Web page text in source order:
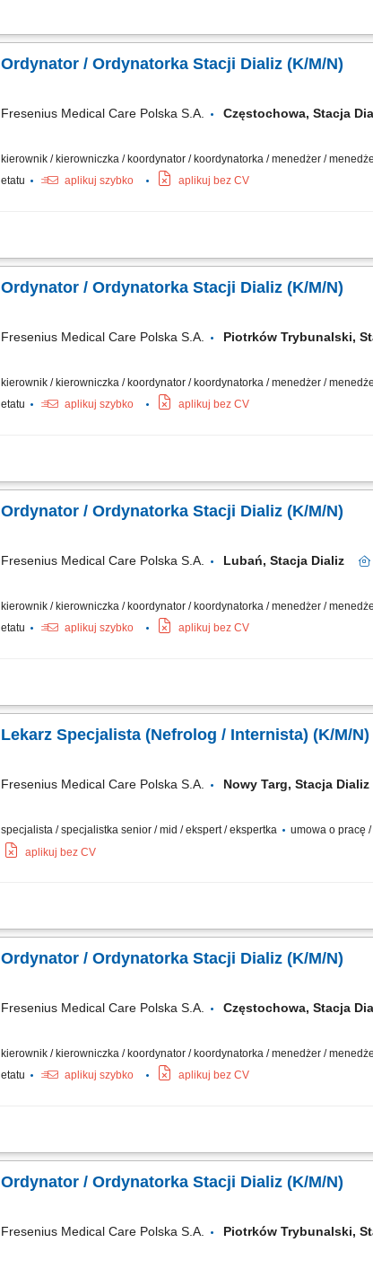
Opis stanowiska Prowadzenie wszechstronnej opieki nad pacjentami
Ordynator / Ordynatorka Stacji Dializ (K/M/N)
Fresenius Medical Care Polska S.A. Częstochowa, Stacja
kierownik / kierowniczka / koordynator / koordynatorka / menedżer /
etatu
aplikuj szybko aplikuj bez CV
Opis stanowiska: Kierowanie pracą stacji dializ i zespołu medycznego;
Ordynator / Ordynatorka Stacji Dializ (K/M/N)
Fresenius Medical Care Polska S.A. Piotrków Trybunalski,
kierownik / kierowniczka / koordynator / koordynatorka / menedżer /
etatu
aplikuj szybko aplikuj bez CV
Opis stanowiska: Kierowanie pracą stacji dializ i zespołu medycznego;
Ordynator / Ordynatorka Stacji Dializ (K/M/N)
Fresenius Medical Care Polska S.A. Lubań, Stacja Dializ
kierownik / kierowniczka / koordynator / koordynatorka / menedżer /
etatu
aplikuj szybko aplikuj bez CV
Opis stanowiska: Kierowanie pracą stacji dializ i zespołu medycznego;
Lekarz Specjalista (Nefrolog / Internista) (K/M/N)
Fresenius Medical Care Polska S.A. Nowy Targ, Stacja
specjalista / specjalistka senior / mid / ekspert / ekspertka umowa o pracę
aplikuj bez CV
Opis stanowiska: Kompleksowa opieka nad pacjentami z chorobami nerek
Ordynator / Ordynatorka Stacji Dializ (K/M/N)
Fresenius Medical Care Polska S.A. Częstochowa, Stacja
kierownik / kierowniczka / koordynator / koordynatorka / menedżer /
etatu
aplikuj szybko aplikuj bez CV
Zadania: Zarządzanie operacyjne i medyczne stacją dializ oraz kierowanie
Ordynator / Ordynatorka Stacji Dializ (K/M/N)
Fresenius Medical Care Polska S.A. Piotrków Trybunalski,